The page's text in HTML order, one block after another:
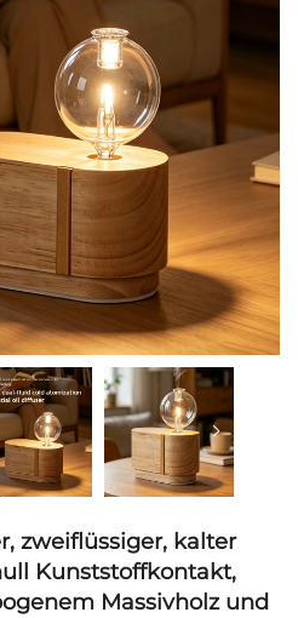
zweiflüssiger, kalter
Kunststoffkontakt,
Massivholz und